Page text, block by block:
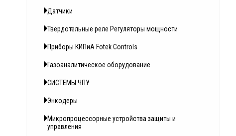
Датчики
Твердотельные реле Регуляторы мощности
Приборы КИПиА Fotek Controls
Газоаналитическое оборудование
СИСТЕМЫ ЧПУ
Энкодеры
Микропроцессорные устройства защиты и
управления